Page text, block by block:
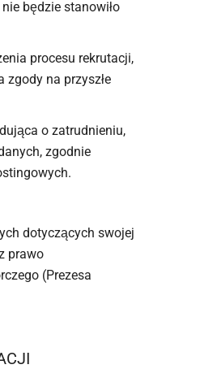
będzie stanowiło
procesu rekrutacji,
zgody na przyszłe
o zatrudnieniu,
zgodnie
dotyczących swojej
prawo
(Prezesa